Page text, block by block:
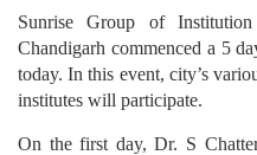
Sunrise Group of
Chandigarh commenced a 5
today. In this event, city’s
institutes will participate.
On the first day, Dr. S